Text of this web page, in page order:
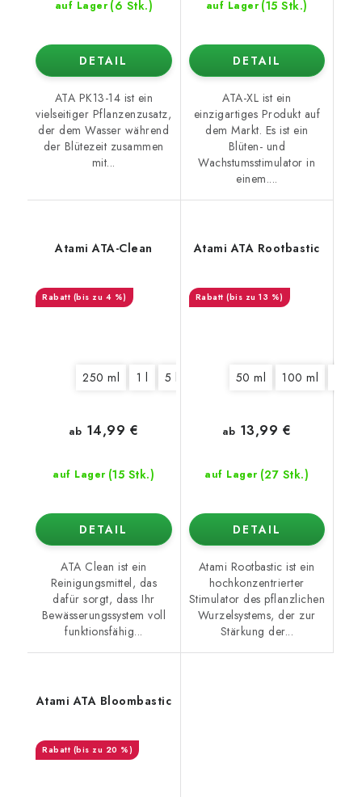
auf Lager (6 Stk.)
DETAIL
ATA PK13-14 ist ein
vielseitiger Pflanzenzusatz,
der dem Wasser während
der Blütezeit zusammen
mit...
auf Lager (15 Stk.)
DETAIL
ATA-XL ist ein
einzigartiges Produkt auf
dem Markt. Es ist ein
Blüten- und
Wachstumsstimulator in
einem....
Atami ATA-Clean
(bis zu 4 %)
250 ml 1 l 5 l
auf Lager (15 Stk.)
ab 14,99 €
DETAIL
ATA Clean ist ein
Reinigungsmittel, das
dafür sorgt, dass Ihr
Bewässerungssystem voll
funktionsfähig...
Atami ATA Rootbastic
(bis zu 13 %)
50 ml 100 ml
auf Lager (27 Stk.)
ab 13,99 €
DETAIL
Atami Rootbastic ist ein
hochkonzentrierter
Stimulator des pflanzlichen
Wurzelsystems, der zur
Stärkung der...
Atami ATA Bloombastic
(bis zu 20 %)